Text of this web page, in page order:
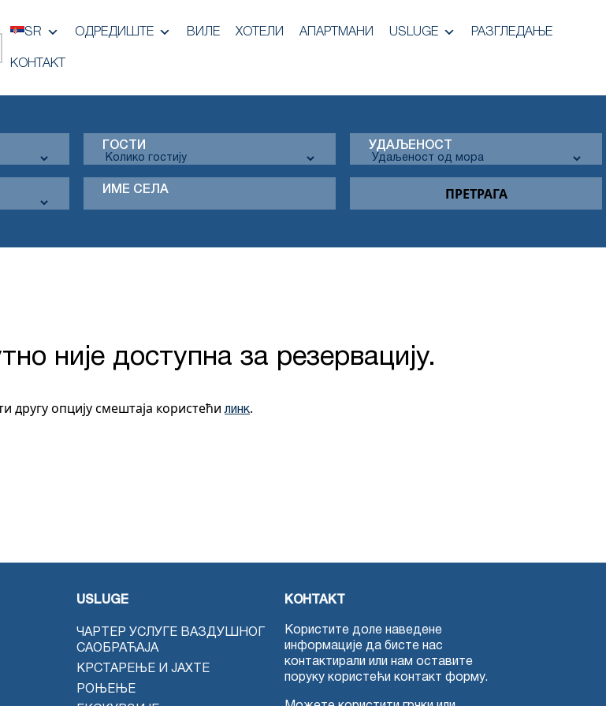
SR ОДРЕДИШТЕ ВИЛЕ ХОТЕЛИ АПАРТМАНИ USLUGE РАЗГЛЕДАЊЕ
КОНТАКТ
ГОСТИ УДАЉЕНОСТ
ИМЕ СЕЛА
није доступна за резервацију.
другу опцију смештаја користећилинк.
USLUGE
ЧАРТЕР УСЛУГЕ ВАЗДУШНОГ
САОБРАЋАЈА
КРСТАРЕЊЕ И ЈАХТЕ
РОЊЕЊЕ
КОНТАКТ
Користите доле наведене
информације да бисте нас
контактирали или нам оставите
поруку користећи контакт форму.